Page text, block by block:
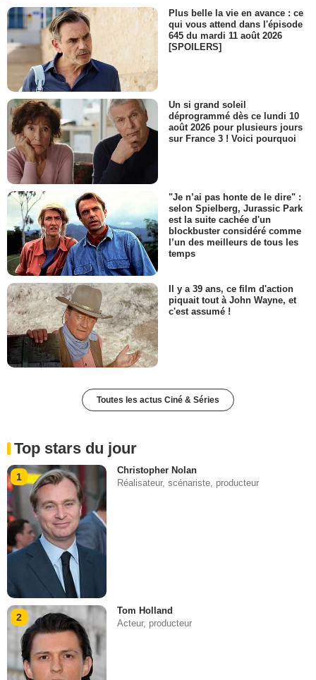
Plus belle la vie en avance : ce
qui vous attend dans l'épisode
645 du mardi 11 août 2026
[SPOILERS]
Un si grand soleil
déprogrammé dès ce lundi 10
août 2026 pour plusieurs jours
sur France 3 ! Voici pourquoi
"Je n’ai pas honte de le dire" :
selon Spielberg, Jurassic Park
est la suite cachée d'un
blockbuster considéré comme
l’un des meilleurs de tous les
temps
Il y a 39 ans, ce film d'action
piquait tout à John Wayne, et
c'est assumé !
Toutes les actus Ciné & Séries
Top stars du jour
1
Christopher Nolan
Réalisateur, scénariste, producteur
2
Tom Holland
Acteur, producteur